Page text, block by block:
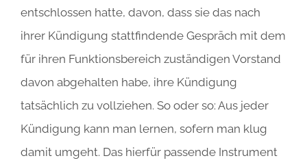
entschlossen hatte, davon, dass sie das nach
ihrer Kündigung stattfindende Gespräch mit dem
für ihren Funktionsbereich zuständigen Vorstand
davon abgehalten habe, ihre Kündigung
tatsächlich zu vollziehen. So oder so: Aus jeder
Kündigung kann man lernen, sofern man klug
damit umgeht. Das hierfür passende Instrument